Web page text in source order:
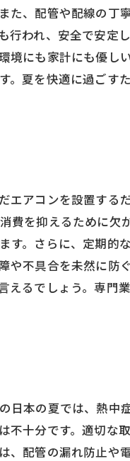
た、配管や配線の丁
われ、安全で安定
境にも家計にも優し
。夏を快適に過ごす
エアコンを設置する
費を抑えるために欠
す。さらに、定期的
不具合を未然に防
えるでしょう。専門
日本の夏では、熱中
不十分です。適切な
、配管の漏れ防止や